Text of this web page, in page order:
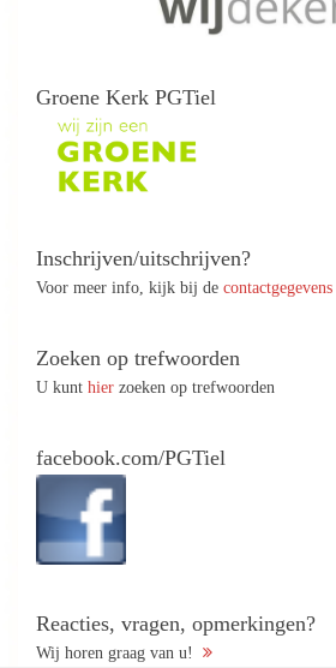
Groene Kerk PGTiel
Inschrijven/uitschrijven?
Voor meer info, kijk bij de contactgegevens
Zoeken op trefwoorden
U kunt hier zoeken op trefwoorden
facebook.com/PGTiel
Reacties, vragen, opmerkingen?
Wij horen graag van u!